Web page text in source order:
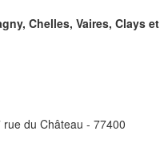
Chelles, Vaires, Clays et
du Château - 77400